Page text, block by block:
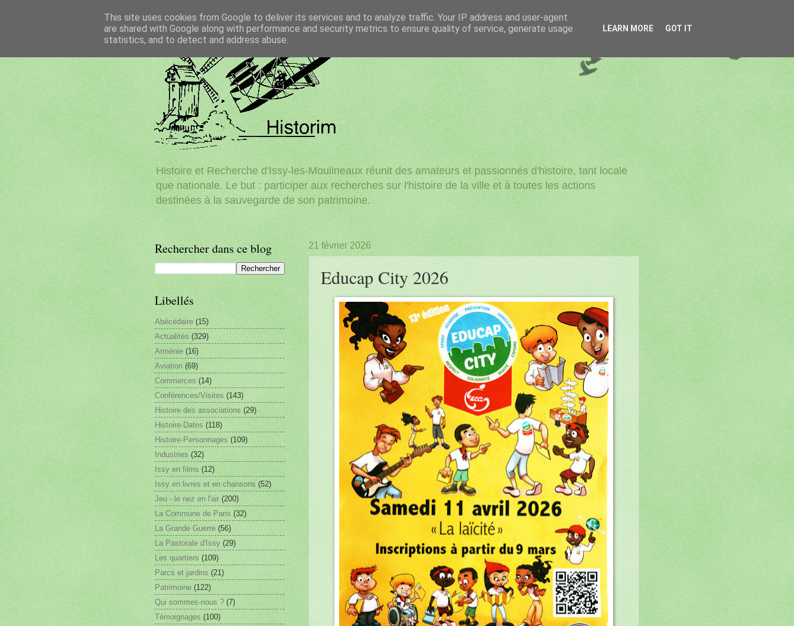
Histoire et Recherche d'Issy-les-Moulineaux réunit des amateurs et passionnés d'histoire, tant locale
que nationale. Le but : participer aux recherches sur l'histoire de la ville et à toutes les actions
destinées à la sauvegarde de son patrimoine.
21 février 2026
Educap City 2026
Rechercher dans ce blog
Libellés
Abécédaire (15)
Actualités (329)
Arménie (16)
Aviation (69)
Commerces (14)
Conférences/Visites (143)
Histoire des associations (29)
Histoire-Dates (118)
Histoire-Personnages (109)
Industries (32)
Issy en films (12)
Issy en livres et en chansons (52)
Jeu - le nez en l'air (200)
La Commune de Paris (32)
La Grande Guerre (56)
La Pastorale d'Issy (29)
Les quartiers (109)
Parcs et jardins (21)
Patrimoine (122)
Qui sommes-nous ? (7)
Témoignages (100)
This site uses cookies from Google to deliver its services and to analyze traffic. Your IP address and user-agent
are shared with Google along with performance and security metrics to ensure quality of service, generate usage
statistics, and to detect and address abuse.
LEARN MORE GOT IT